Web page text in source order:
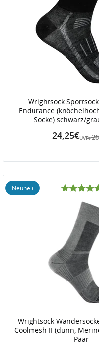
Wrightsock
Endurance
Socke) schwarz/
UVP:
24,25€
Wrightsock
Coolmesh II (dünn,
Paar
Neuheit